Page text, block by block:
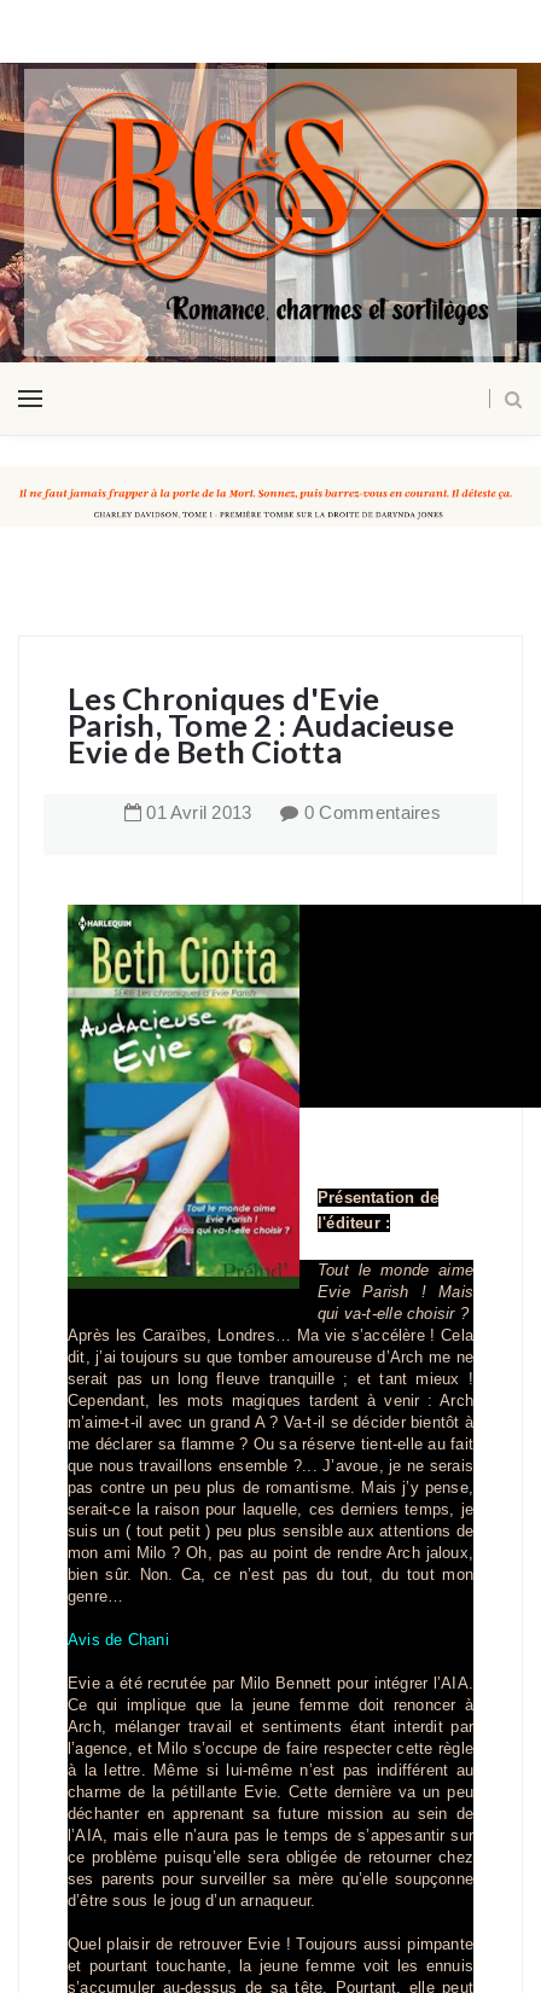
Les Chroniques d'Evie
Parish, Tome 2 : Audacieuse
Evie de Beth Ciotta
01 Avril 2013 0 Commentaires
Présentation de
l'éditeur :
Tout le monde aime
Evie Parish ! Mais
qui va-t-elle choisir ?
Après les Caraïbes, Londres… Ma vie s’accélère ! Cela
dit, j’ai toujours su que tomber amoureuse d’Arch me ne
serait pas un long fleuve tranquille ; et tant mieux !
Cependant, les mots magiques tardent à venir : Arch
m’aime-t-il avec un grand A ? Va-t-il se décider bientôt à
me déclarer sa flamme ? Ou sa réserve tient-elle au fait
que nous travaillons ensemble ?... J’avoue, je ne serais
pas contre un peu plus de romantisme. Mais j’y pense,
serait-ce la raison pour laquelle, ces derniers temps, je
suis un ( tout petit ) peu plus sensible aux attentions de
mon ami Milo ? Oh, pas au point de rendre Arch jaloux,
bien sûr. Non. Ca, ce n’est pas du tout, du tout mon
genre…
Avis de Chani
Evie a été recrutée par Milo Bennett pour intégrer l’AIA.
Ce qui implique que la jeune femme doit renoncer à
Arch, mélanger travail et sentiments étant interdit par
l’agence, et Milo s’occupe de faire respecter cette règle
à la lettre. Même si lui-même n’est pas indifférent au
charme de la pétillante Evie. Cette dernière va un peu
déchanter en apprenant sa future mission au sein de
l’AIA, mais elle n’aura pas le temps de s’appesantir sur
ce problème puisqu’elle sera obligée de retourner chez
ses parents pour surveiller sa mère qu’elle soupçonne
d’être sous le joug d’un arnaqueur.
Quel plaisir de retrouver Evie ! Toujours aussi pimpante
et pourtant touchante, la jeune femme voit les ennuis
s’accumuler au-dessus de sa tête. Pourtant, elle peut